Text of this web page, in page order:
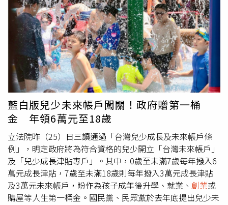
間房屋出租，父母各自擁有一輛汽車，自己成年時父親也買
了一輛車供她代步；相較之下，男友父親是技師、母親擔任
小公司行政人員，家中僅有一輛車。不過，她強調，男友看
到的是現在，卻沒有真正理解一家人走過的艱辛。她回憶，
幼稚園時祖父因創業失敗欠下超過600萬元債務，當時全家
僅靠父親一人工作維持生計，父親還與叔叔共同協助償還債
務，歷時約10年才終於還清。那段日子家中經濟十分拮据，
母親曾告訴她，小時候穿的衣服多半由外婆購買，就連生日
或過年想要一份小禮物，都因家裡沒有多餘預算而無法實
現。原PO指出，父親一路從基層做起，收入從每月3、4萬
元一路增加到十多萬元，但生活始終十分節省，把大部分收
入都投入家庭。即使隨身使用的皮鞋、公事包已經老舊，也
捨不得更換；母親曾買雞精替他補身體，他還因覺得太花錢
而要求退貨。為了爭取更好的發展，父親除了全職工作外，
還利用下班及假日完成碩士、博士學位，平日總是清晨出
門、深夜返家，假日也幾乎都在進修，她從小到大幾乎沒看
藍白版兒少未來帳戶闖關！政府贈第一桶
金 年領6萬元至18歲
立法院昨（25）日三讀通過「台灣兒少成長及未來帳戶條
例」，明定政府將為符合資格的兒少開立「台灣未來帳戶」
及「兒少成長津貼專戶」。其中，0歲至未滿7歲每年撥入6
萬元成長津貼，7歲至未滿18歲則每年撥入3萬元成長津貼
及3萬元未來帳戶，盼作為孩子成年後升學、就業、 創業或
購屋等人生第一桶金。國民黨、民眾黨於去年底提出兒少未